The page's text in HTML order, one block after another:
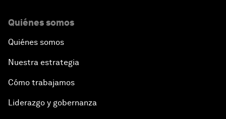
Quiénes somos
Quiénes somos
Nuestra estrategia
Cómo trabajamos
Liderazgo y gobernanza